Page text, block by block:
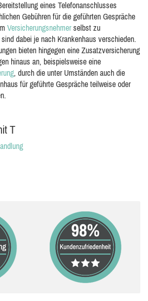
eines Telefonanschlusses
Gebühren für die geführten Gespräche
Versicherungsnehmerselbst zu
dabei je nach Krankenhaus verschieden.
bieten hingegen eine Zusatzversicherung
hinaus an, beispielsweise eine
, durch die unter Umständen auch die
für geführte Gespräche teilweise oder
T